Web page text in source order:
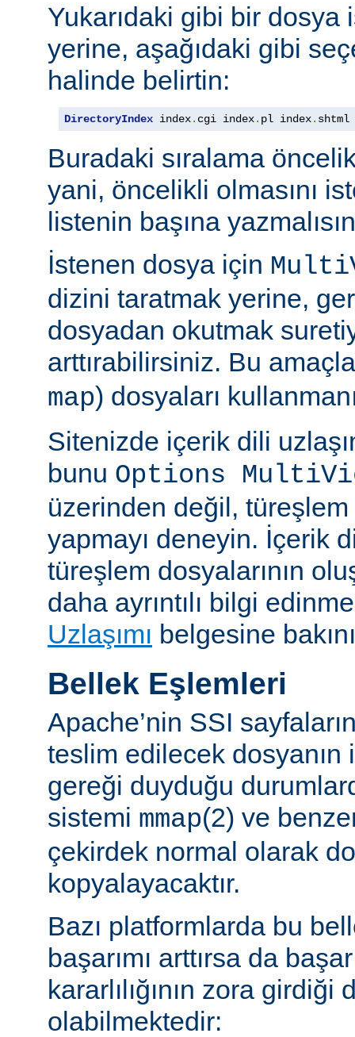
Yukarıdaki gibi bir dosya
yerine, aşağıdaki gibi
halinde belirtin:
DirectoryIndex index. cgi index. pl index. shtml
Buradaki sıralama
yani, öncelikli olmasını
listenin başına
İstenen dosya için
dizini taratmak yerine,
dosyadan okutmak
arttırabilirsiniz. Bu
map) dosyaları
Sitenizde içerik dili
bunu Options
üzerinden değil,
yapmayı deneyin. İçerik
türeşlem dosyalarının
daha ayrıntılı bilgi
Uzlaşımı belgesine
Bellek Eşlemleri
Apache’nin SSI
teslim edilecek dosyanın
gereği duyduğu
sistemi mmap(2) ve
çekirdek normal olarak
kopyalayacaktır.
Bazı platformlarda bu
başarımı arttırsa da
kararlılığının zora girdiği
olabilmektedir: